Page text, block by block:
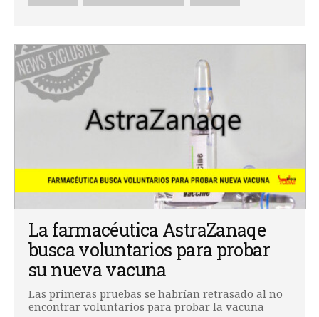
La farmacéutica AstraZanaqe
busca voluntarios para probar
su nueva vacuna
Las primeras pruebas se habrían retrasado al no
encontrar voluntarios para probar la vacuna